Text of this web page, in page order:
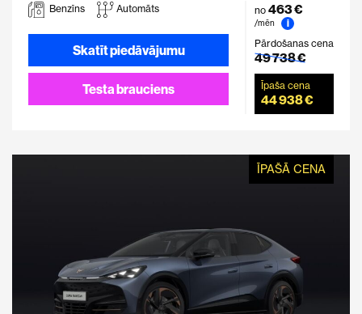
Benzīns Automāts
Skatīt piedāvājumu
Testa brauciens
no 463 €
/mēn
i
Pārdošanas cena
49 738 €
Īpaša cena
44 938 €
ĪPAŠĀ CENA